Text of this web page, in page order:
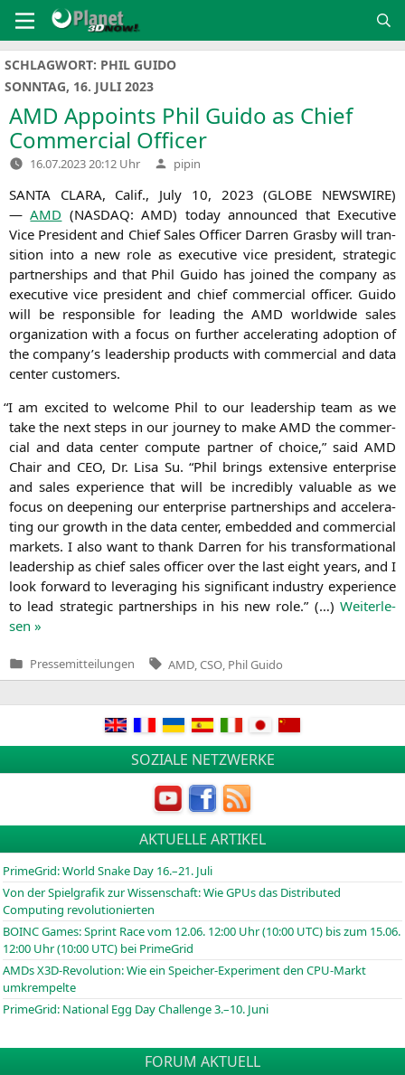
Inhalt
springen
SCHLAGWORT: PHIL GUIDO
SONNTAG, 16. JULI 2023
AMD Appoints Phil Guido as Chief
Commercial Officer
16.07.2023 20:12 Uhr Verfasst
von
pipin
SANTA CLARA, Calif., July 10, 2023 (GLOBE NEWSWIRE)
—AMD (NASDAQ:AMD) today announ­ced that Exe­cu­ti­ve
Vice Pre­si­dent and Chief Sales Offi­cer Dar­ren Gras­by will tran­
si­ti­on into a new role as exe­cu­ti­ve vice pre­si­dent, stra­te­gic
part­ner­ships and that Phil Gui­do has joi­n­ed the com­pa­ny as
exe­cu­ti­ve vice pre­si­dent and chief com­mer­cial offi­cer. Gui­do
will be respon­si­ble for lea­ding the AMD world­wi­de sales
orga­niza­ti­on with a focus on fur­ther acce­le­ra­ting adop­ti­on of
the company’s lea­der­ship pro­ducts with com­mer­cial and data
cen­ter customers.
“I am exci­ted to wel­co­me Phil to our lea­der­ship team as we
take the next steps in our jour­ney to makeAMD the com­mer­
cial and data cen­ter com­pu­te part­ner of choice,” said AMD
Chair and CEO, Dr. Lisa Su. “Phil brings exten­si­ve enter­pri­se
and sales expe­ri­ence that will be incre­di­bly valuable as we
focus on deepe­ning our enter­pri­se part­ner­ships and acce­le­ra­
ting our growth in the data cen­ter, embedded and com­mer­cial
mar­kets. I also want to thank Dar­ren for his trans­for­ma­tio­nal
lea­der­ship as chief sales offi­cer over the last eight years, and I
look for­ward to lever­aging his signi­fi­cant indus­try expe­ri­ence
to lead stra­te­gic part­ner­ships in his new role.” (…) Wei­ter­le­
sen »
Veröffentlicht
in
Pressemitteilungen Tags:
AMD CSO Phil Guido
SOZIALE NETZWERKE
AKTUELLE ARTIKEL
PrimeGrid: World Snake Day 16.–21. Juli
Von der Spielgrafik zur Wissenschaft: Wie GPUs das Distributed
Computing revolutionierten
BOINCGames: Sprint Race vom 12.06. 12:00 Uhr (10:00 UTC) bis zum 15.06.
12:00 Uhr (10:00 UTC) bei PrimeGrid
AMDs X3D-Revolution: Wie ein Speicher-Experiment den CPU-Markt
umkrempelte
PrimeGrid: National Egg Day Challenge 3.–10. Juni
FORUM AKTUELL